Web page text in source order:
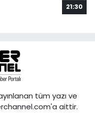
21:30
tüm yazı ve
aittir.